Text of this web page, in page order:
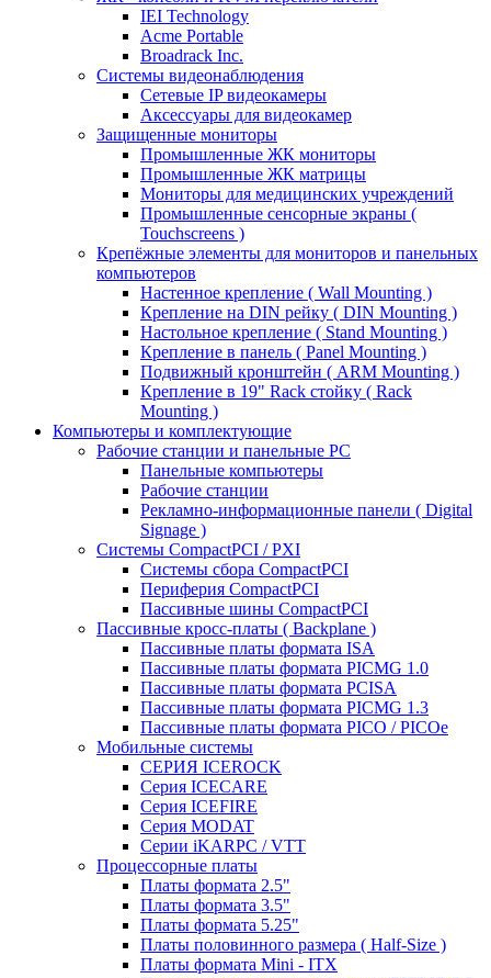
IEI Technology
Acme Portable
Broadrack Inc.
Системы видеонаблюдения
Сетевые IP видеокамеры
Аксессуары для видеокамер
Защищенные мониторы
Промышленные ЖК мониторы
Промышленные ЖК матрицы
Мониторы для медицинских учреждений
Промышленные сенсорные экраны (
Touchscreens )
Крепёжные элементы для мониторов и панельных
компьютеров
Настенное крепление ( Wall Mounting )
Крепление на DIN рейку ( DIN Mounting )
Настольное крепление ( Stand Mounting )
Крепление в панель ( Panel Mounting )
Подвижный кронштейн ( ARM Mounting )
Крепление в 19" Rack стойку ( Rack
Mounting )
Компьютеры и комплектующие
Рабочие станции и панельные РС
Панельные компьютеры
Рабочие станции
Рекламно-информационные панели ( Digital
Signage )
Системы CompactPCI / PXI
Системы сбора CompactPCI
Периферия CompactPCI
Пассивные шины CompactPCI
Пассивные кросс-платы ( Backplane )
Пассивные платы формата ISA
Пассивные платы формата PICMG 1.0
Пассивные платы формата PCISA
Пассивные платы формата PICMG 1.3
Пассивные платы формата PICO / PICOe
Мобильные системы
СЕРИЯ ICEROCK
Серия ICECARE
Серия ICEFIRE
Серия MODAT
Серии iKARPC / VTT
Процессорные платы
Платы формата 2.5"
Платы формата 3.5"
Платы формата 5.25"
Платы половинного размера ( Half-Size )
Платы формата Mini - ITX